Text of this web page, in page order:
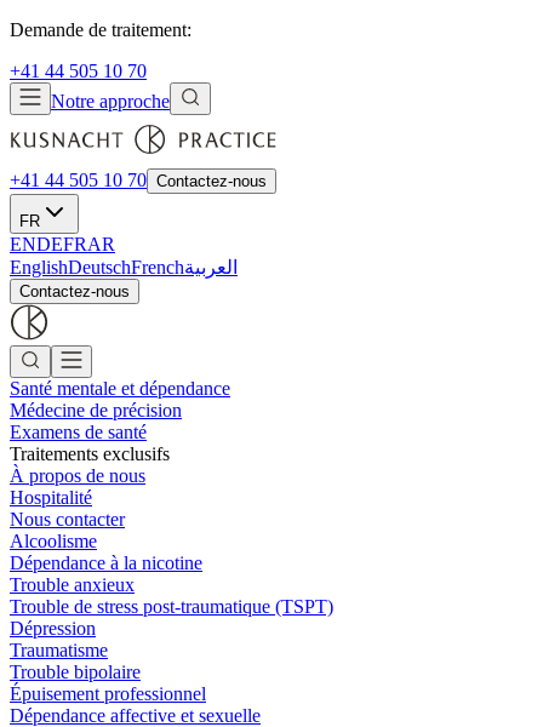
Demande de traitement:
+41 44 505 10 70
Notre approche
+41 44 505 10 70 Contactez-nous
FR
ENDEFRAR
EnglishDeutschFrenchالعربية
Contactez-nous
Santé mentale et dépendance
Médecine de précision
Examens de santé
Traitements exclusifs
À propos de nous
Hospitalité
Nous contacter
Alcoolisme
Dépendance à la nicotine
Trouble anxieux
Trouble de stress post-traumatique (TSPT)
Dépression
Traumatisme
Trouble bipolaire
Épuisement professionnel
Dépendance affective et sexuelle